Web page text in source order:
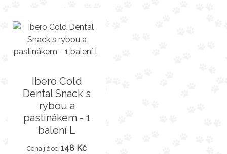
Ibero Cold
Dental Snack s
rybou a
pastinákem - 1
balení L
Cena již od 148 Kč